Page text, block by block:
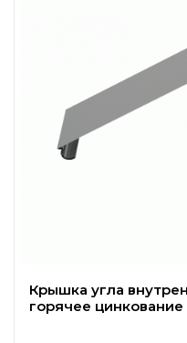
Крышка угла
горячее цинкование